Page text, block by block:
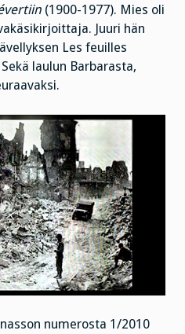
(1900-1977). Mies oli
Juuri hän
Les feuilles
laulun Barbarasta,
numerosta 1/2010